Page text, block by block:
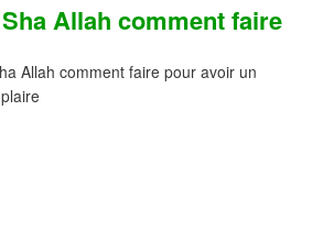
Allah comment faire
Allah comment faire pour avoir un